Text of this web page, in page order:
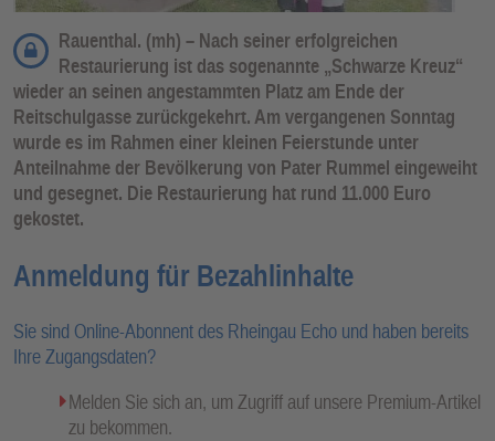
Rauenthal. (mh) – Nach seiner erfolgreichen
Restaurierung ist das sogenannte „Schwarze Kreuz“
wieder an seinen angestammten Platz am Ende der
Reitschulgasse zurückgekehrt. Am vergangenen Sonntag
wurde es im Rahmen einer kleinen Feierstunde unter
Anteilnahme der Bevölkerung von Pater Rummel eingeweiht
und gesegnet. Die Restaurierung hat rund 11.000 Euro
gekostet.
Anmeldung für Bezahlinhalte
Sie sind Online-Abonnent des Rheingau Echo und haben bereits
Ihre Zugangsdaten?
Melden Sie sich an, um Zugriff auf unsere Premium-Artikel
zu bekommen.